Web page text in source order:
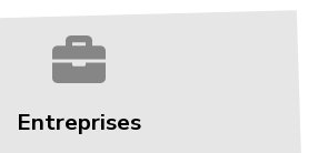
Entreprises